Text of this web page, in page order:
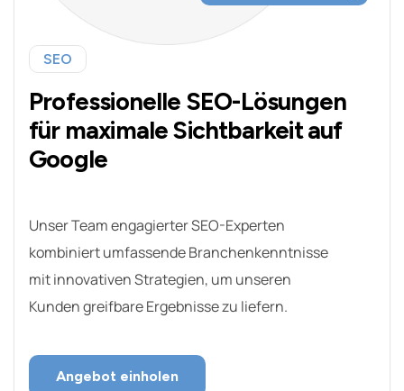
SEO
Professionelle SEO-Lösungen
für maximale Sichtbarkeit auf
Google
Unser Team engagierter SEO-Experten
kombiniert umfassende Branchenkenntnisse
mit innovativen Strategien, um unseren
Kunden greifbare Ergebnisse zu liefern.
Angebot einholen